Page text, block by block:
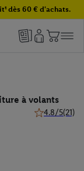
dès 60 € d'achats.
à volants
4.8/5(21)